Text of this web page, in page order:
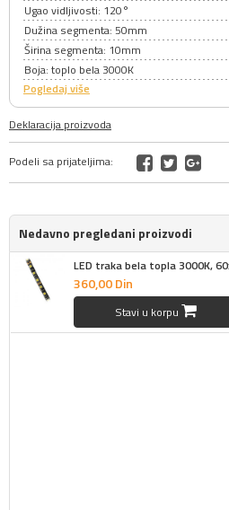
Ugao vidljivosti: 120°
Dužina segmenta: 50mm
Širina segmenta: 10mm
Boja: toplo bela 3000K
Pogledaj više
Deklaracija proizvoda
Podeli sa prijateljima:
Nedavno pregledani proizvodi
LED traka bela topla 3000K,
360,00Din
Stavi u korpu